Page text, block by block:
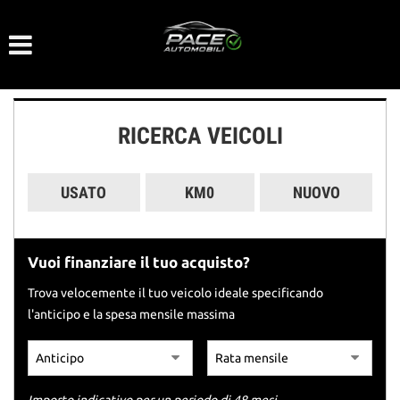
RICERCA VEICOLI
USATO KM0 NUOVO
Vuoi finanziare il tuo acquisto?
Trova velocemente il tuo veicolo ideale specificando
l'anticipo e la spesa mensile massima
tue
consenso
le
preferenze
di
alle